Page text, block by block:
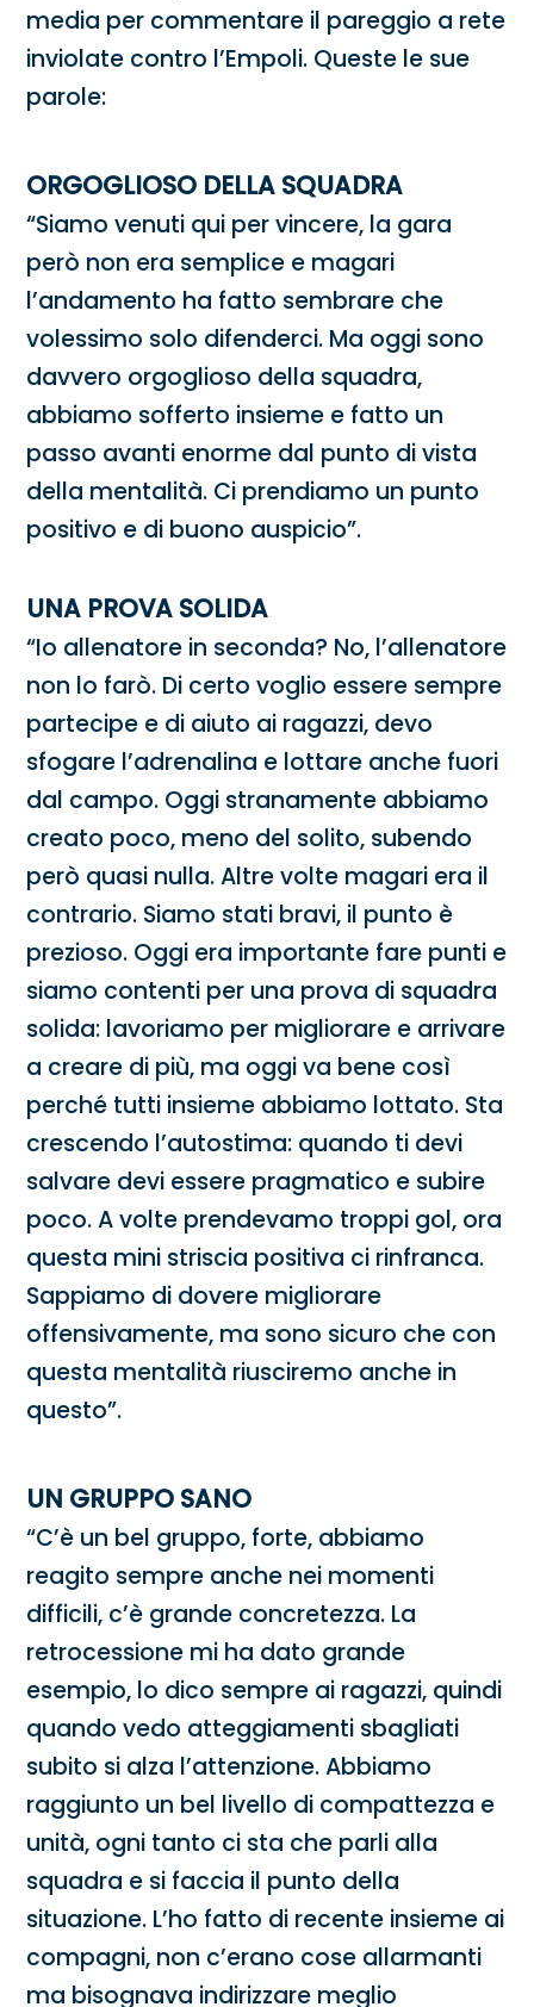
media per commentare il pareggio a rete
inviolate contro l’Empoli. Queste le sue
parole:
ORGOGLIOSO DELLA SQUADRA
“Siamo venuti qui per vincere, la gara
però non era semplice e magari
l’andamento ha fatto sembrare che
volessimo solo difenderci. Ma oggi sono
davvero orgoglioso della squadra,
abbiamo sofferto insieme e fatto un
passo avanti enorme dal punto di vista
della mentalità. Ci prendiamo un punto
positivo e di buono auspicio”.
UNA PROVA SOLIDA
“Io allenatore in seconda? No, l’allenatore
non lo farò. Di certo voglio essere sempre
partecipe e di aiuto ai ragazzi, devo
sfogare l’adrenalina e lottare anche fuori
dal campo. Oggi stranamente abbiamo
creato poco, meno del solito, subendo
però quasi nulla. Altre volte magari era il
contrario. Siamo stati bravi, il punto è
prezioso. Oggi era importante fare punti e
siamo contenti per una prova di squadra
solida: lavoriamo per migliorare e arrivare
a creare di più, ma oggi va bene così
perché tutti insieme abbiamo lottato. Sta
crescendo l’autostima: quando ti devi
salvare devi essere pragmatico e subire
poco. A volte prendevamo troppi gol, ora
questa mini striscia positiva ci rinfranca.
Sappiamo di dovere migliorare
offensivamente, ma sono sicuro che con
questa mentalità riusciremo anche in
questo”.
UN GRUPPO SANO
“C’è un bel gruppo, forte, abbiamo
reagito sempre anche nei momenti
difficili, c’è grande concretezza. La
retrocessione mi ha dato grande
esempio, lo dico sempre ai ragazzi, quindi
quando vedo atteggiamenti sbagliati
subito si alza l’attenzione. Abbiamo
raggiunto un bel livello di compattezza e
unità, ogni tanto ci sta che parli alla
squadra e si faccia il punto della
situazione. L’ho fatto di recente insieme ai
compagni, non c’erano cose allarmanti
ma bisognava indirizzare meglio